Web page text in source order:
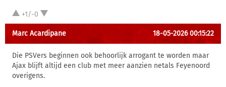
+1/-0
Marc Acardipane 18-05-2026 00:15:22
Die PSVers beginnen ook behoorlijk arrogant te worden maar
Ajax blijft altijd een club met meer aanzien netals Feyenoord
overigens.